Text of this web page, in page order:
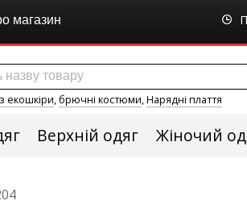
магазин
екошкіри, брючні костюми,Нарядні плаття
Верхній одяг Жіночий